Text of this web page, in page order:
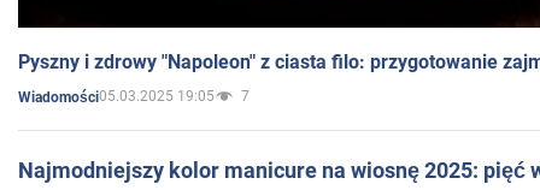
Pyszny i zdrowy "Napoleon" z ciasta filo: przygotowanie
Wiadomości05.03.2025 19:05 7
Najmodniejszy kolor manicure na wiosnę 2025: pięć